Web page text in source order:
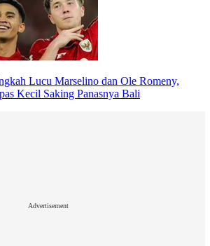
Lucu Marselino dan Ole Romeny,
Kecil Saking Panasnya Bali
Advertisement